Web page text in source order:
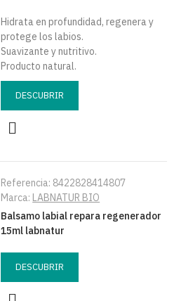
Hidrata en profundidad, regenera y
protege los labios.
Suavizante y nutritivo.
Producto natural.
DESCUBRIR
Referencia: 8422828414807
Marca: LABNATUR BIO
Balsamo labial repara regenerador
15ml labnatur
DESCUBRIR